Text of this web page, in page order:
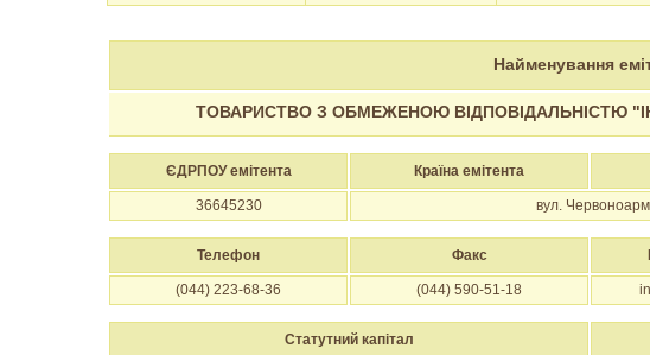
Найменування
ТОВАРИСТВО З ОБМЕЖЕНОЮ ВІДПОВІДАЛЬНІСТЮ
ЄДРПОУ емітента Країна емітента
36645230 вул.
Телефон Факс
(044) 223-68-36 (044) 590-51-18
Статутний капітал